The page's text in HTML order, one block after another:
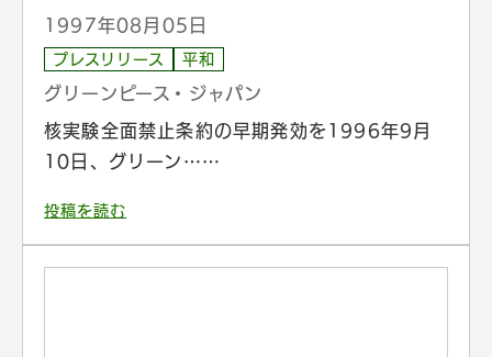
1997年08月05日
プレスリリース 平和
グリーンピース・ジャパン
核実験全面禁止条約の早期発効を1996年9月
10日、グリーン……
投稿を読む